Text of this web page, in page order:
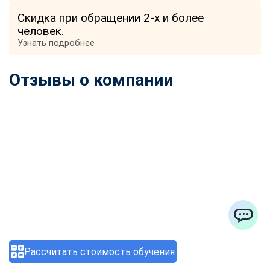
Рассчитать стоимость обучения
Скидка при обращении 2-х и более
человек.
Узнать подробнее
Отзывы о компании